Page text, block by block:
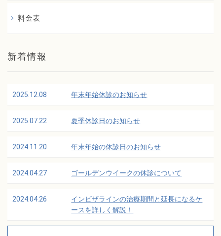
料金表
新着情報
2025.12.08 年末年始休診のお知らせ
2025.07.22 夏季休診日のお知らせ
2024.11.20 年末年始の休診日のお知らせ
2024.04.27 ゴールデンウイークの休診について
2024.04.26
インビザラインの治療期間と延長になるケ
ースを詳しく解説！